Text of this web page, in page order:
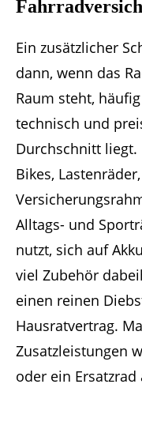
Ein zusätzlicher
dann, wenn das
Raum steht,
technisch und
Durchschnitt liegt.
Bikes,
Alltags- und
nutzt, sich auf
viel Zubehör
einen reinen
Hausratvertrag.
Zusatzleistungen
oder ein Ersatzrad